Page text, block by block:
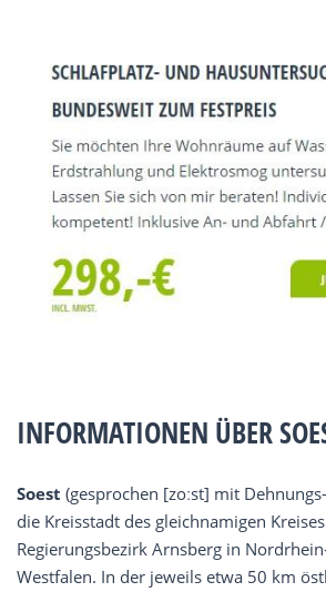
INFORMATIONEN ÜBER
Soest (gesprochen [zoːst] mit
die Kreisstadt des gleichnamigen
Regierungsbezirk Arnsberg in
Westfalen. In der jeweils etwa 50 km